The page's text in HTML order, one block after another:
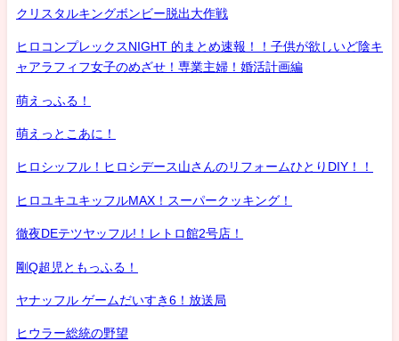
クリスタルキングボンビー脱出大作戦
ヒロコンプレックスNIGHT 的まとめ速報！！子供が欲しいど陰キ
ャアラフィフ女子のめざせ！専業主婦！婚活計画編
萌えっふる！
萌えっとこあに！
ヒロシッフル！ヒロシデース山さんのリフォームひとりDIY！！
ヒロユキユキッフルMAX！スーパークッキング！
徹夜DEテツヤッフル!！レトロ館2号店！
剛Q超児ともっふる！
ヤナッフル ゲームだいすき6！放送局
ヒウラー総統の野望